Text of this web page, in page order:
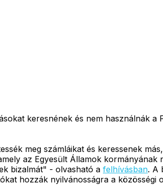
keresnének és nem használnák a
meg számláikat és keressenek
az Egyesült Államok kormányának
bizalmát" - olvasható a felhívásban. A
hozzák nyilvánosságra a közösségi